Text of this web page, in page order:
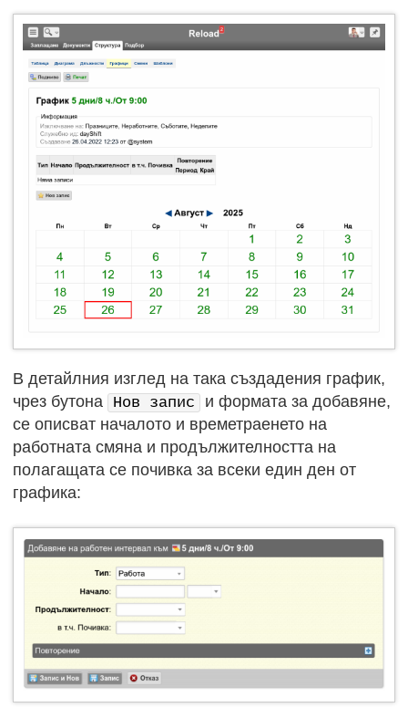
В детайлния изглед на така създадения график,
чрез бутона
Нов запис
и формата за добавяне,
се описват началото и времетраенето на
работната смяна и продължителността на
полагащата се почивка за всеки един ден от
графика: